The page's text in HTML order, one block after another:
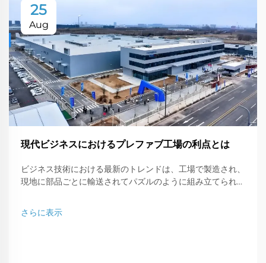
25
Aug
現代ビジネスにおけるプレファブ工場の利点とは
ビジネス技術における最新のトレンドは、工場で製造され、
現地に部品ごとに輸送されてパズルのように組み立てられる
は、...に最適な解決策です。
さらに表示